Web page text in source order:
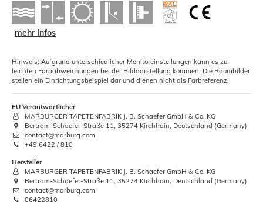
mehr Infos
Hinweis: Aufgrund unterschiedlicher Monitoreinstellungen kann es zu
leichten Farbabweichungen bei der Bilddarstellung kommen. Die Raumbilder
stellen ein Einrichtungsbeispiel dar und dienen nicht als Farbreferenz.
EU Verantwortlicher
MARBURGER TAPETENFABRIK J. B. Schaefer GmbH & Co. KG
Bertram-Schaefer-Straße 11, 35274 Kirchhain, Deutschland (Germany)
contact@marburg.com
+49 6422 / 810
Hersteller
MARBURGER TAPETENFABRIK J. B. Schaefer GmbH & Co. KG
Bertram-Schaefer-Straße 11, 35274 Kirchhain, Deutschland (Germany)
contact@marburg.com
06422810